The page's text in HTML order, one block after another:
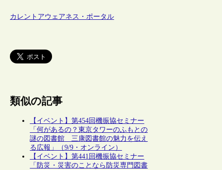
カレントアウェアネス・ポータル
類似の記事
【イベント】第454回機振協セミナー
「何があるの？東京タワーのふもとの
謎の図書館 三康図書館の魅力を伝え
る広報」（9/9・オンライン）
【イベント】第441回機振協セミナー
「防災・災害のことなら防災専門図書